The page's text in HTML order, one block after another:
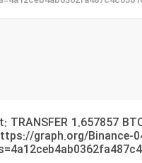
TRANSFER 1.657857
graph.org/Binance-